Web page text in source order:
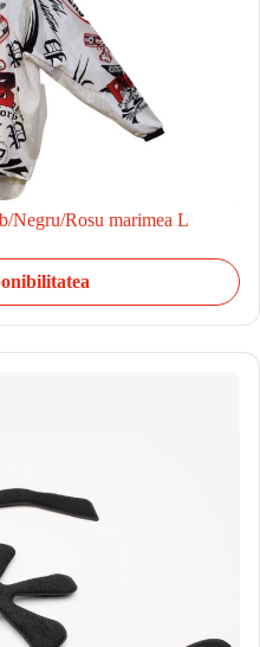
Rosu marimea L